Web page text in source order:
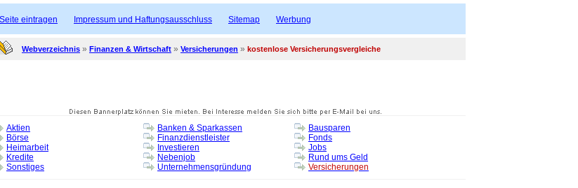
Seite eintragen Impressum und Haftungsausschluss Sitemap Werbung
Webverzeichnis » Finanzen & Wirtschaft » Versicherungen » kostenlose Versicherungsvergleiche
Aktien Banken & Sparkassen
Bausparen
Börse
Finanzdienstleister
Fonds
Heimarbeit
Investieren
Jobs
Kredite
Nebenjob
Rund ums Geld
Sonstiges
Unternehmensgründung Versicherungen